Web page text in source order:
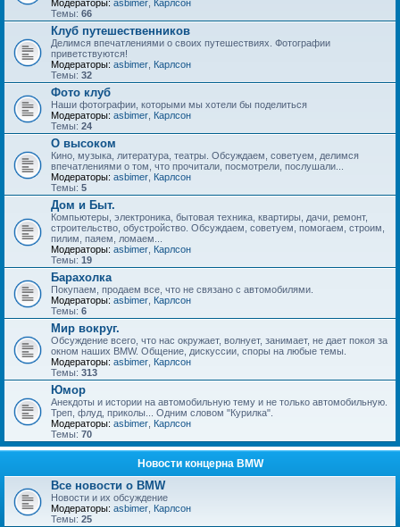
Модераторы: asbimer Карлсон
Темы: 66
Клуб путешественников
Делимся впечатлениями о своих путешествиях. Фотографии
приветствуются!
Модераторы: asbimer Карлсон
Темы: 32
Фото клуб
Наши фотографии, которыми мы хотели бы поделиться
Модераторы: asbimer Карлсон
Темы: 24
О высоком
Кино, музыка, литература, театры. Обсуждаем, советуем, делимся
впечатлениями о том, что прочитали, посмотрели, послушали...
Модераторы: asbimer Карлсон
Темы: 5
Дом и Быт.
Компьютеры, электроника, бытовая техника, квартиры, дачи, ремонт,
строительство, обустройство. Обсуждаем, советуем, помогаем, строим,
пилим, паяем, ломаем...
Модераторы: asbimer Карлсон
Темы: 19
Барахолка
Покупаем, продаем все, что не связано с автомобилями.
Модераторы: asbimer Карлсон
Темы: 6
Мир вокруг.
Обсуждение всего, что нас окружает, волнует, занимает, не дает покоя за
окном наших BMW. Общение, дискуссии, споры на любые темы.
Модераторы: asbimer Карлсон
Темы: 313
Юмор
Анекдоты и истории на автомобильную тему и не только автомобильную.
Треп, флуд, приколы... Одним словом "Курилка".
Модераторы: asbimer Карлсон
Темы: 70
Новости концерна BMW
Все новости о BMW
Новости и их обсуждение
Модераторы: asbimer Карлсон
Темы: 25